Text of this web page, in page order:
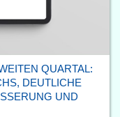
QUARTAL:
DEUTLICHE
UND